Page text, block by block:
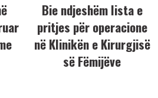
Bie ndjeshëm lista e
pritjes për operacione
në Klinikën e Kirurgjisë
së Fëmijëve